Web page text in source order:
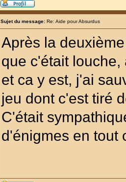
Sujet du message: Re: Aide pour Absurdus
Après la
que c'était
et ca y est, j'ai
jeu dont c'est tiré
C'était
d'énigmes en tout